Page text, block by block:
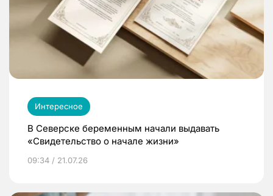
Интересное
В Северске беременным начали выдавать
«Свидетельство о начале жизни»
09:34 / 21.07.26